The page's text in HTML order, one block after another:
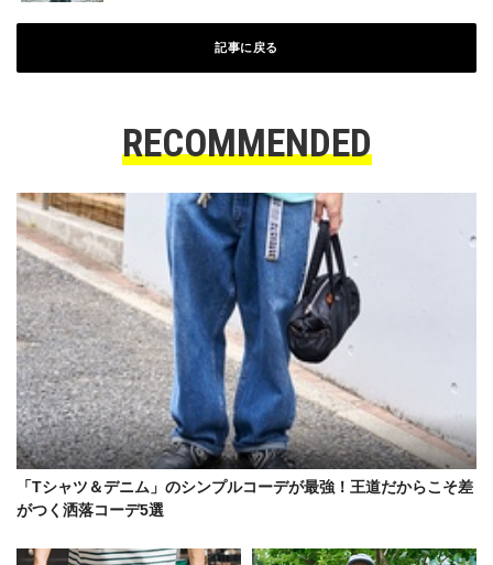
記事に戻る
RECOMMENDED
「Tシャツ＆デニム」のシンプルコーデが最強！王道だからこそ差
がつく洒落コーデ5選